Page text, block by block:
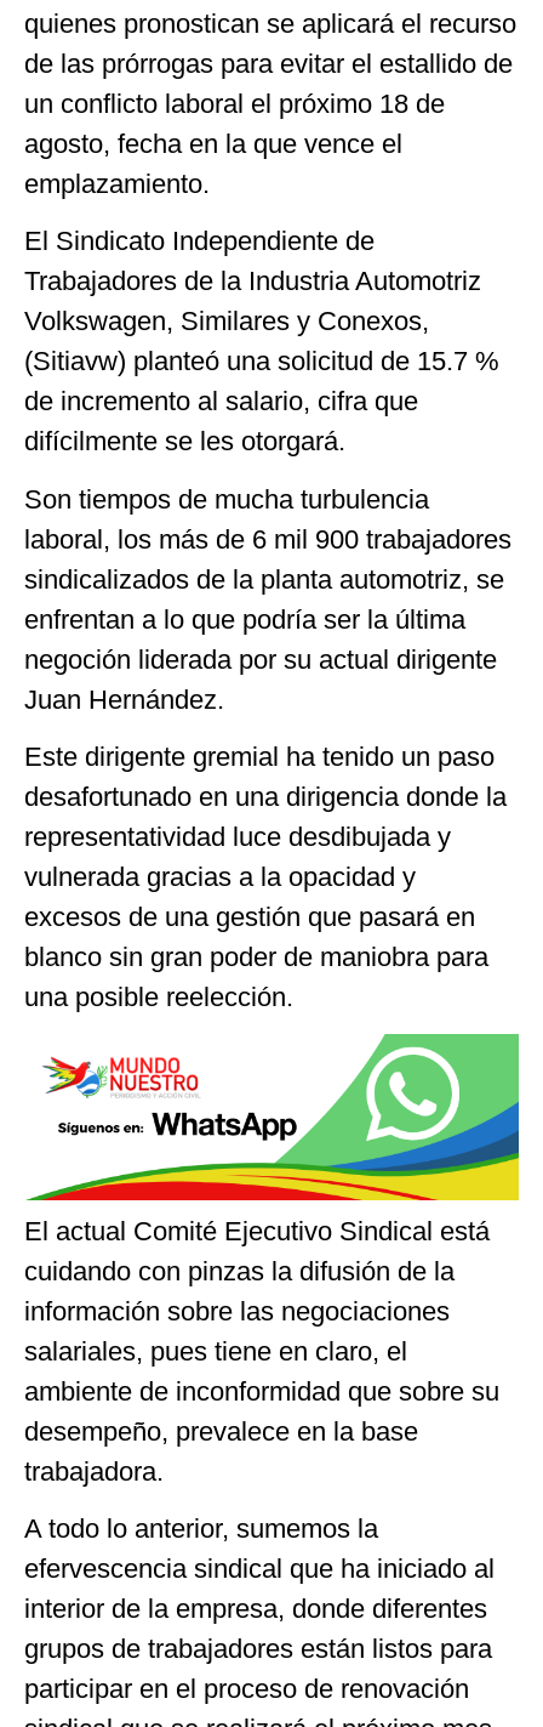
quienes pronostican se aplicará el recurso
de las prórrogas para evitar el estallido de
un conflicto laboral el próximo 18 de
agosto, fecha en la que vence el
emplazamiento.
El Sindicato Independiente de
Trabajadores de la Industria Automotriz
Volkswagen, Similares y Conexos,
(Sitiavw) planteó una solicitud de 15.7 %
de incremento al salario, cifra que
difícilmente se les otorgará.
Son tiempos de mucha turbulencia
laboral, los más de 6 mil 900 trabajadores
sindicalizados de la planta automotriz, se
enfrentan a lo que podría ser la última
negoción liderada por su actual dirigente
Juan Hernández.
Este dirigente gremial ha tenido un paso
desafortunado en una dirigencia donde la
representatividad luce desdibujada y
vulnerada gracias a la opacidad y
excesos de una gestión que pasará en
blanco sin gran poder de maniobra para
una posible reelección.
El actual Comité Ejecutivo Sindical está
cuidando con pinzas la difusión de la
información sobre las negociaciones
salariales, pues tiene en claro, el
ambiente de inconformidad que sobre su
desempeño, prevalece en la base
trabajadora.
A todo lo anterior, sumemos la
efervescencia sindical que ha iniciado al
interior de la empresa, donde diferentes
grupos de trabajadores están listos para
participar en el proceso de renovación